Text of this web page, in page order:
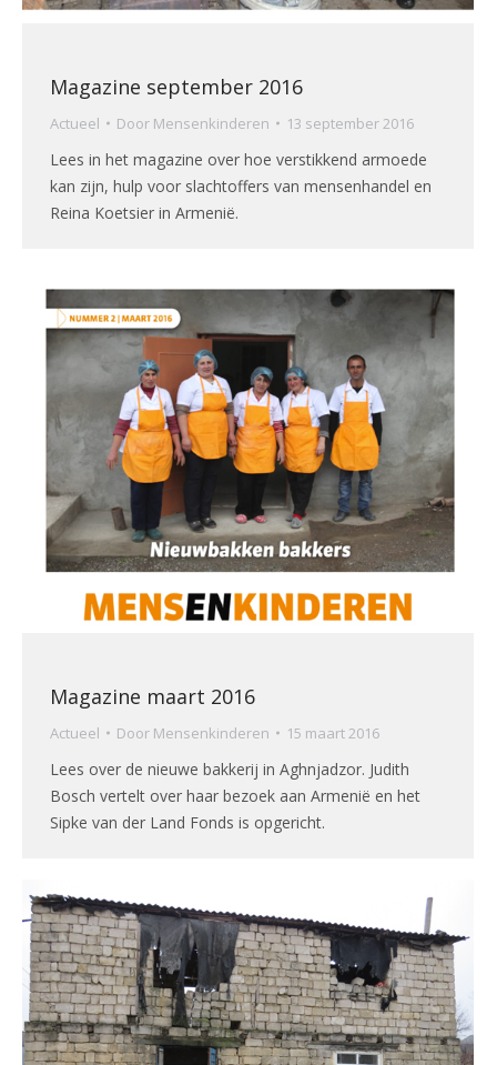
Magazine september 2016
Actueel Door Mensenkinderen 13 september 2016
Lees in het magazine over hoe verstikkend armoede
kan zijn, hulp voor slachtoffers van mensenhandel en
Reina Koetsier in Armenië.
Magazine maart 2016
Actueel Door Mensenkinderen 15 maart 2016
Lees over de nieuwe bakkerij in Aghnjadzor. Judith
Bosch vertelt over haar bezoek aan Armenië en het
Sipke van der Land Fonds is opgericht.